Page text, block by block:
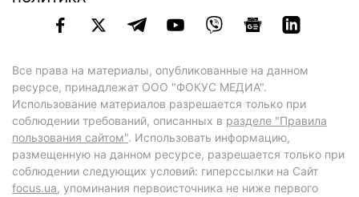
Все права на материалы, опубликованные на данном
ресурсе, принадлежат ООО "ФОКУС МЕДИА".
Использование материалов разрешается только при
соблюдении требований, описанных в разделе "Правила
пользования сайтом". Использовать информацию,
размещенную на данном ресурсе, разрешается только при
соблюдении следующих условий: гиперссылки на Сайт
focus.ua, упоминания первоисточника не ниже первого